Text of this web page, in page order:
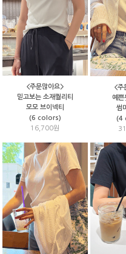
<주문많아요>
믿고보는 소재퀄리티
모모 브이넥티
(6 colors)
16,700원
<주
예쁜
썸
(4